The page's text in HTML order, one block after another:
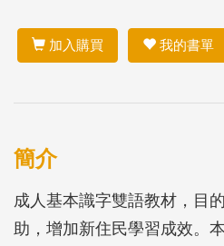
加入購買 我的書單
簡介
成人基本識字雙語教材，目
助，增加新住民學習成效。